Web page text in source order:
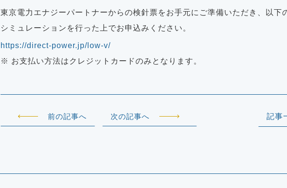
東京電力エナジーパートナーからの検針票をお手元にご準備いただき、以下
シミュレーションを行った上でお申込みください。
https://direct-power.jp/low-v/
※ お支払い方法はクレジットカードのみとなります。
前の記事へ 次の記事へ 記事